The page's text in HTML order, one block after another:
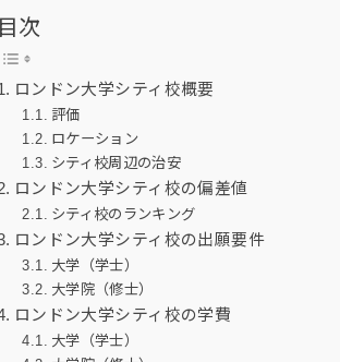
目次
ロンドン大学シティ校概要
評価
ロケーション
シティ校周辺の治安
ロンドン大学シティ校の偏差値
シティ校のランキング
ロンドン大学シティ校の出願要件
大学（学士）
大学院（修士）
ロンドン大学シティ校の学費
大学（学士）